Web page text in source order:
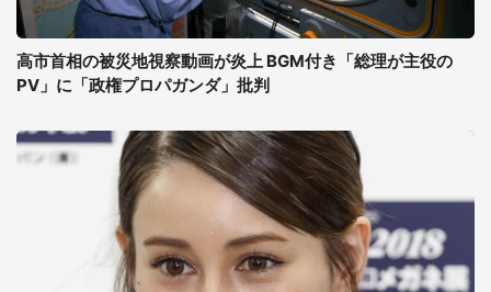
高市首相の被災地視察動画が炎上 BGM付き「総理が主役の
PV」に「政権プロパガンダ」批判